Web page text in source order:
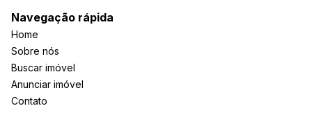
Navegação rápida
Home
Sobre nós
Buscar imóvel
Anunciar imóvel
Contato